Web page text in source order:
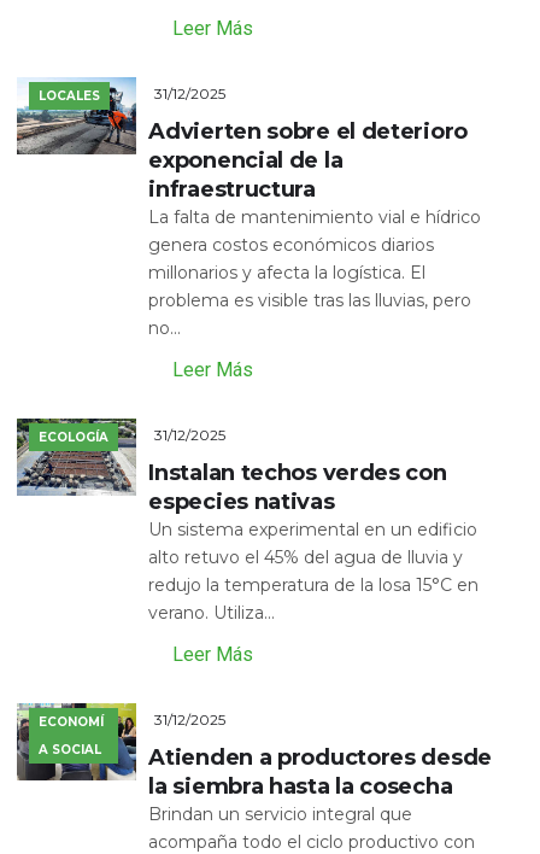
Leer Más
LOCALES 31/12/2025
Advierten sobre el deterioro
exponencial de la
infraestructura
La falta de mantenimiento vial e hídrico
genera costos económicos diarios
millonarios y afecta la logística. El
problema es visible tras las lluvias, pero
no...
Leer Más
ECOLOGÍA 31/12/2025
Instalan techos verdes con
especies nativas
Un sistema experimental en un edificio
alto retuvo el 45% del agua de lluvia y
redujo la temperatura de la losa 15°C en
verano. Utiliza...
Leer Más
ECONOMÍ
A SOCIAL
31/12/2025
Atienden a productores desde
la siembra hasta la cosecha
Brindan un servicio integral que
acompaña todo el ciclo productivo con